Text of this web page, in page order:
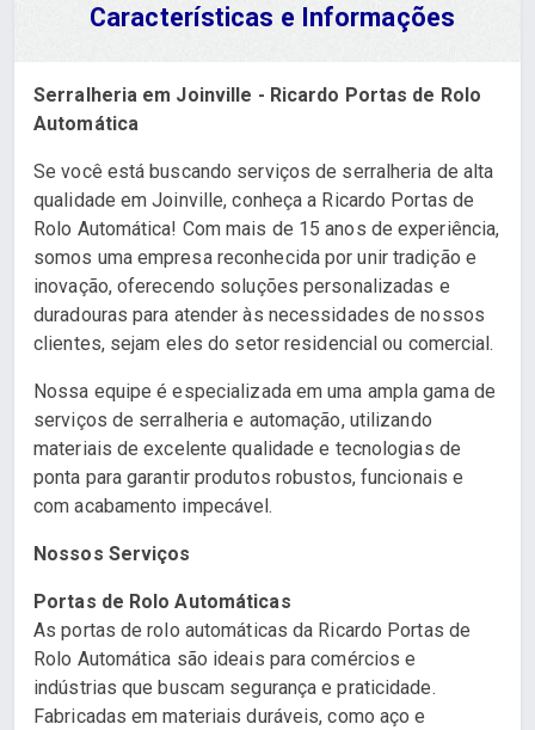
Características e Informações
Serralheria em Joinville - Ricardo Portas de Rolo
Automática
Se você está buscando serviços de serralheria de alta
qualidade em Joinville, conheça a Ricardo Portas de
Rolo Automática! Com mais de 15 anos de experiência,
somos uma empresa reconhecida por unir tradição e
inovação, oferecendo soluções personalizadas e
duradouras para atender às necessidades de nossos
clientes, sejam eles do setor residencial ou comercial.
Nossa equipe é especializada em uma ampla gama de
serviços de serralheria e automação, utilizando
materiais de excelente qualidade e tecnologias de
ponta para garantir produtos robustos, funcionais e
com acabamento impecável.
Nossos Serviços
Portas de Rolo Automáticas
As portas de rolo automáticas da Ricardo Portas de
Rolo Automática são ideais para comércios e
indústrias que buscam segurança e praticidade.
Fabricadas em materiais duráveis, como aço e